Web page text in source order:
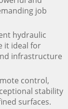
job
hydraulic
it ideal for
infrastructure
control,
stability
surfaces.